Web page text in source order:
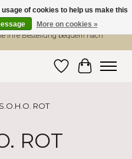
Bereich Schule, Büro, Papier,
Ihre Bestellung bequem nach
WishlistCart
S.O.H.O. ROT
ROT
of cookies to help us make this
More on cookies »